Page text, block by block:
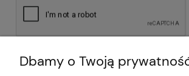
Dbamy o Twoją